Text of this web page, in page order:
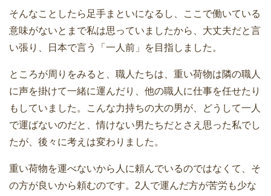
そんなことしたら足手まといになるし、ここで働いている
意味がないとまで私は思っていましたから、大丈夫だと言
い張り、日本で言う「一人前」を目指しました。
ところが周りをみると、職人たちは、重い荷物は隣の職人
に声を掛けて一緒に運んだり、他の職人に仕事を任せたり
もしていました。こんな力持ちの大の男が、どうして一人
で運ばないのだと、情けない男たちだとさえ思った私でし
たが、後々に考えは変わりました。
重い荷物を運べないから人に頼んでいるのではなくて、そ
の方が良いから頼むのです。2人で運んだ方が苦労も少な